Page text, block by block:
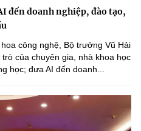
- 18 Nguyễn Du, TP. Hà Nội
Học và Công Nghệ
khi phát hành lại thông tin từ
đến doanh nghiệp, đào tạo,
công nghệ, Bộ trưởng Vũ Hải
của chuyên gia, nhà khoa học
học; đưa AI đến doanh...